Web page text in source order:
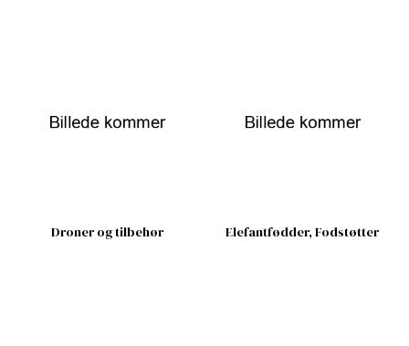
Droner og tilbehør Elefantfødder, Fodstøtter